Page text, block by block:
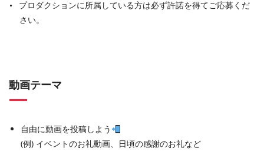
プロダクションに所属している方は必ず許諾を得てご応募くだ
さい。
動画テーマ
自由に動画を投稿しよう
(例) イベントのお礼動画、日頃の感謝のお礼など